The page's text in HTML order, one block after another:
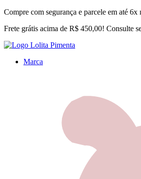
Compre com segurança e parcele em até 6x
Frete grátis acima de R$ 450,00! Consulte
Marca